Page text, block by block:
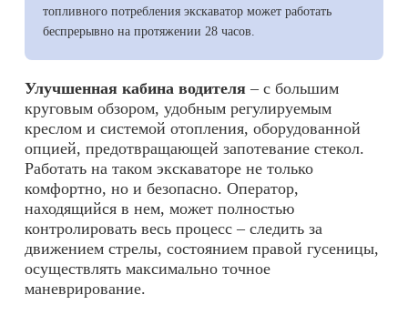
топливного потребления экскаватор может работать
беспрерывно на протяжении 28 часов.
Улучшенная кабина водителя – с большим
круговым обзором, удобным регулируемым
креслом и системой отопления, оборудованной
опцией, предотвращающей запотевание стекол.
Работать на таком экскаваторе не только
комфортно, но и безопасно. Оператор,
находящийся в нем, может полностью
контролировать весь процесс – следить за
движением стрелы, состоянием правой гусеницы,
осуществлять максимально точное
маневрирование.